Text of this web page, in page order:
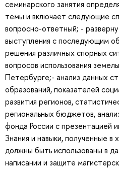
семинарского занятия
темы и включает следующие
вопросно-ответный; -
выступления с последующим
решения различных спорных
вопросов использования
Петербурге;- анализ данных
образований, показателей
развития регионов,
региональных бюджетов,
фонда России с презентацией
Знания и навыки, полученные в
должны быть использованы в
написании и защите